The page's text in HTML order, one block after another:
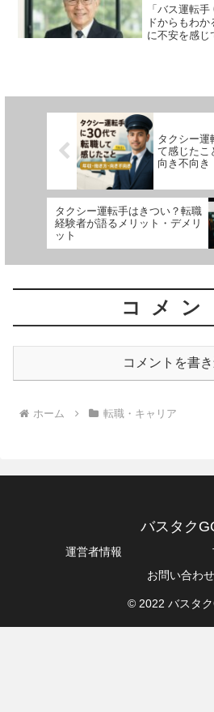
「バス運転
ドからもわ
に不安を感じ
タクシー運
て感じたこ
向き不向き
タクシー運転手はきつい？転職
経験者が語るメリット・デメリ
ット
コメン
コメントを書
ホーム 転職・キャリア
バスタク
運営者情報
お問い合わせ
© 2022 バスタク